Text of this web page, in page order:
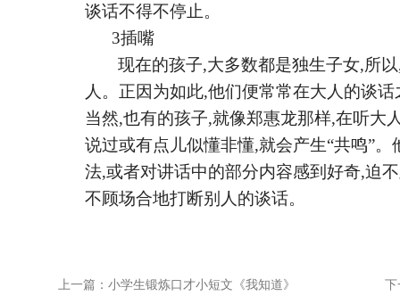
谈话不得不停止。
3插嘴
现在的孩子,大多数都是独生子女,所
人。正因为如此,他们便常常在大人的谈
当然,也有的孩子,就像郑惠龙那样,在听大
说过或有点儿似懂非懂,就会产生“共鸣”
法,或者对讲话中的部分内容感到好奇,迫
不顾场合地打断别人的谈话。
上一篇：小学生锻炼口才小短文《我知道》